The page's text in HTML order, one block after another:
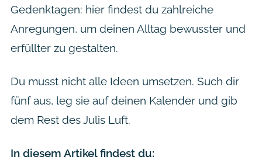
Gedenktagen: hier findest du zahlreiche
Anregungen, um deinen Alltag bewusster und
erfüllter zu gestalten.
Du musst nicht alle Ideen umsetzen. Such dir
fünf aus, leg sie auf deinen Kalender und gib
dem Rest des Julis Luft.
In diesem Artikel findest du: